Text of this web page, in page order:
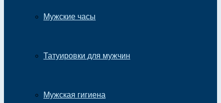
Мужские часы
Татуировки для мужчин
Мужская гигиена